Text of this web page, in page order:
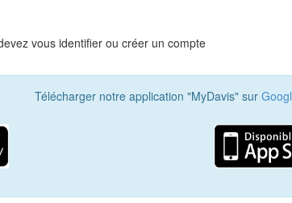
vous identifier ou créer un compte
Télécharger notre application "MyDavis" sur